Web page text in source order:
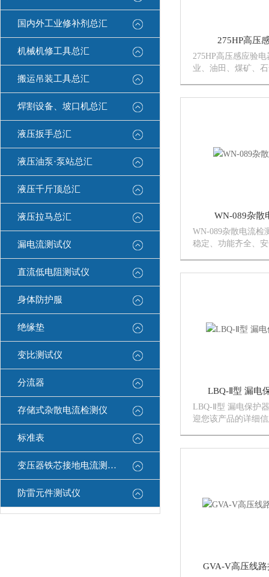
国内外工业修补剂总汇
机械机修工具总汇
搬运吊装工具总汇
焊割设备、坡口机总汇
液压扳手总汇
液压油泵·泵站总汇
液压千斤顶总汇
液压拉马总汇
漏电流测试仪
直流低电阻测试仪
身体防护服
绝缘垫
变比测试仪
分流器
存储式杂散电流检测仪
标准表
变压器铁芯接地电流测试仪
防雷元件测试仪
275HP高压
275HP高压感应验
业、油田、煤矿、
WN-089杂散
WN-089杂散电流检
稳定、功能齐全、
LBQ-Ⅱ型 漏电
LBQ-Ⅱ型 漏电保护
迎您该产品的详细
GVA-V高压线